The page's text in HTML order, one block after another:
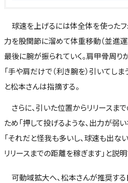
球速を上げるには体全体を使った
力を股関節に溜めて体重移動（並進運
最後に腕が振られていく。肩甲骨周り
「手や肩だけで（利き腕を）引いてしま
と松本さんは指摘する。
さらに、引いた位置からリリースま
ため「押して投げるような、出力が弱
「それだと怪我も多いし、球速も出な
リリースまでの距離を稼ぎます」と説明
可動域拡大へ、松本さんが推奨する